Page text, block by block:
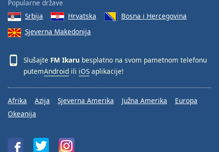
Popularne države
Srbija
Hrvatska
Bosna i Hercegovina
Sjeverna Makedonija
Slušajte FM Ikaru besplatno na svom pametnom telefonu
putemAndroid ili iOS aplikacije!
Afrika Azija Sjeverna Amerika Južna Amerika
Europa
Okeanija